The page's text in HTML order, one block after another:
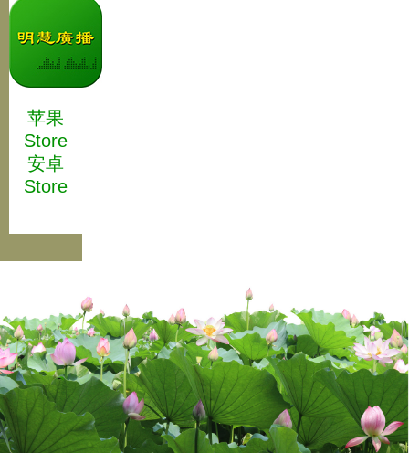
苹果
Store
安卓
Store